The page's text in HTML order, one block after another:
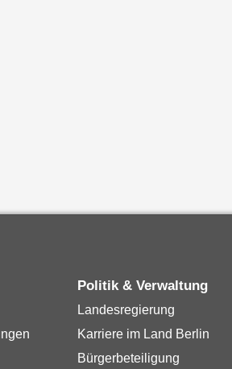
Politik & Verwaltung
Landesregierung
Karriere im Land Berlin
Bürgerbeteiligung